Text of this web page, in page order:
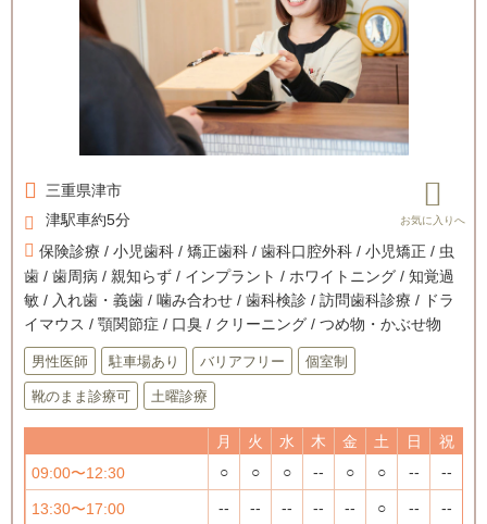
三重県津市
津駅車約5分
保険診療 / 小児歯科 / 矯正歯科 / 歯科口腔外科 / 小児矯正 / 虫
歯 / 歯周病 / 親知らず / インプラント / ホワイトニング / 知覚過
敏 / 入れ歯・義歯 / 噛み合わせ / 歯科検診 / 訪問歯科診療 / ドラ
イマウス / 顎関節症 / 口臭 / クリーニング / つめ物・かぶせ物
男性医師 駐車場あり バリアフリー 個室制
靴のまま診療可 土曜診療
月 火 水 木 金 土 日
祝
09:00〜12:30
○ ○ ○ -- ○ ○ -- --
13:30〜17:00 -- -- -- -- -- ○ -- --